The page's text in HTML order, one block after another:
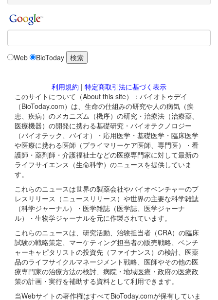
Web BioToday
利用規約 | 特定商取引法に基づく表示
このサイトについて（About this site）：バイオトゥデイ
（BioToday.com）は、生命の仕組みの研究や人の病気（疾
患、疾病）のメカニズム（機序）の研究・治療法（治療薬、
医療機器）の開発に携わる基礎研究・バイオテクノロジー
（バイオテック、バイオ）・応用医学・基礎医学・臨床医学
や医療に携わる医師（プライマリーケア医師、専門医）・看
護師・薬剤師・介護福祉士などの医療専門家に対して最新の
ライフサイエンス（生命科学）のニュースを提供していま
す。
これらのニュースは世界の製薬会社やバイオベンチャーのプ
レスリリース（ニュースリリース）や世界の主要な科学雑誌
（科学ジャーナル）・医学雑誌（医学誌、医学ジャーナ
ル）・生物学ジャーナルを元に作製されています。
これらのニュースは、研究活動、治験担当者（CRA）の臨床
試験の戦略策定、マーケティング担当者の販売戦略、ベンチ
ャーキャピタリストの投資先（ファイナンス）の検討、医薬
品のライフサイクルマネージメント戦略、医師やその他の医
療専門家の治療方法の検討、病院・地域医療・政府の医療政
策の計画・実行を補助する資料として利用できます。
当Webサイトの著作権はすべてBioToday.comが保有していま